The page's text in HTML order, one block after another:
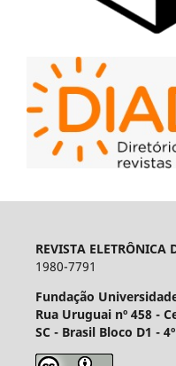
REVISTA ELETRÔNICA
1980-7791
Fundação
Rua Uruguai nº 458 -
SC - Brasil Bloco D1 -